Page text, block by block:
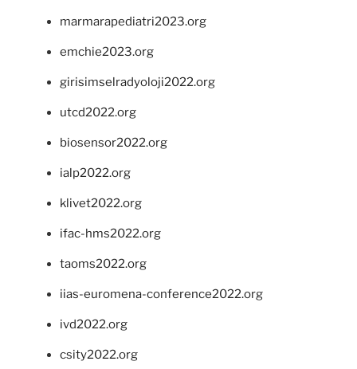
marmarapediatri2023.org
emchie2023.org
girisimselradyoloji2022.org
utcd2022.org
biosensor2022.org
ialp2022.org
klivet2022.org
ifac-hms2022.org
taoms2022.org
iias-euromena-conference2022.org
ivd2022.org
csity2022.org